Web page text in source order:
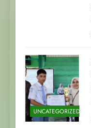
UNCATEGORIZED